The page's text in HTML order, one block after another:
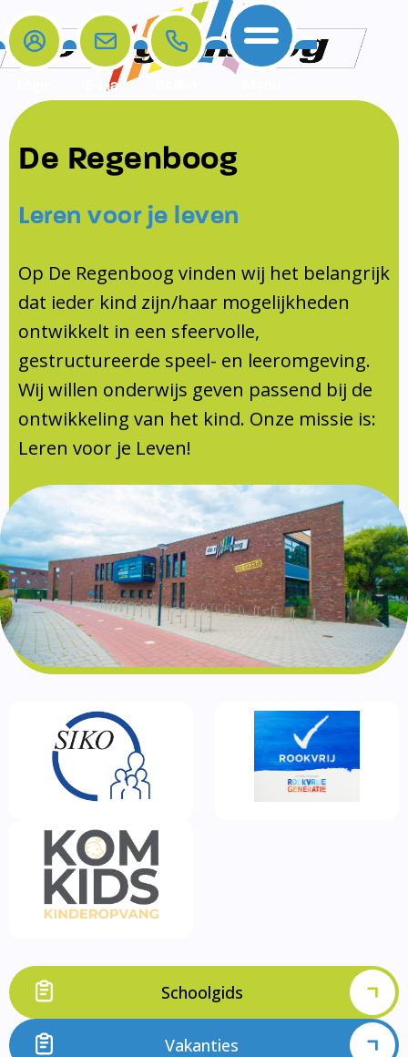
Home
De school
Opleiding en Stage
KomKids
Schoolvakanties
Ouderraad
Medezeggenschapsraad
Documentatie
Formulieren
SIKO
Ouders
Ouders
Contact
Contact
Contact
Samenwerkingen
Samenwerkingen
Schoollogopedist
E-mail
De Regenboog
Leren voor je leven
Op De Regenboog vinden wij het belangrijk
dat ieder kind zijn/haar mogelijkheden
ontwikkelt in een sfeervolle,
gestructureerde speel- en leeromgeving.
Wij willen onderwijs geven passend bij de
ontwikkeling van het kind. Onze missie is:
Leren voor je Leven!
Schoolgids
Vakanties